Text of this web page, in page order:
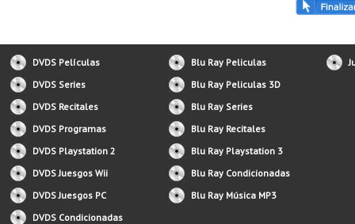
DVDS Películas
DVDS Series
DVDS Recitales
DVDS Programas
DVDS Playstation 2
DVDS Juesgos Wii
DVDS Juesgos PC
DVDS Condicionadas
Blu Ray Peliculas
Blu Ray Peliculas 3D
Blu Ray Series
Blu Ray Recitales
Blu Ray Playstation 3
Blu Ray Condicionadas
Blu Ray Música MP3